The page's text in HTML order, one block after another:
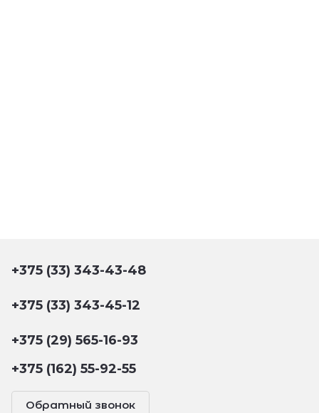
+375 (33) 343-43-48
+375 (33) 343-45-12
+375 (29) 565-16-93
+375 (162) 55-92-55
Обратный звонок